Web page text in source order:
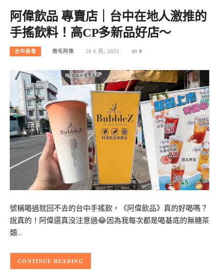
阿偉飲品 專賣店｜台中在地人激推的
手搖飲料！高CP多新品好店～
台中美食 捲毛阿偉 29 6 月, 2025 0
號稱喝過就回不去的台中手搖飲，《阿偉飲品》真的好喝嗎？
說真的！阿偉還真沒注意過😂因為我每次都是喝基底的無糖茶
類…
CONTINUE READING